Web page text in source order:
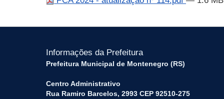
Informações da Prefeitura
Prefeitura Municipal de Montenegro (RS)
Centro Administrativo
Rua Ramiro Barcelos, 2993 CEP 92510-275